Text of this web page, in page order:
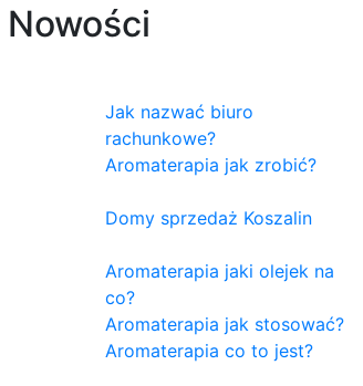
Nowości
Jak nazwać biuro
rachunkowe?
Aromaterapia jak zrobić?
Domy sprzedaż Koszalin
Aromaterapia jaki olejek na
co?
Aromaterapia jak stosować?
Aromaterapia co to jest?